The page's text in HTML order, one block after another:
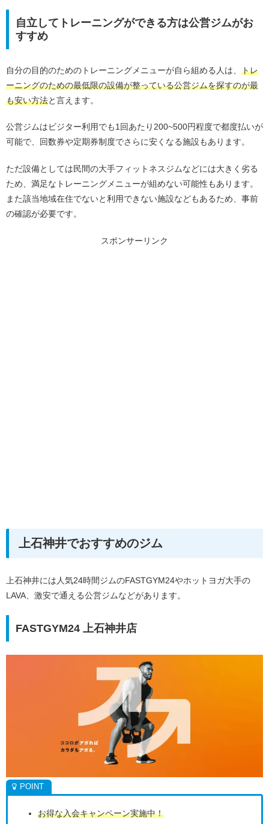
自立してトレーニングができる方は公営ジムがお
すすめ
自分の目的のためのトレーニングメニューが自ら組める人は、 トレ
ーニングのための最低限の設備が整っている公営ジムを探すのが最
も安い方法と言えます。
公営ジムはビジター利用でも1回あたり200~500円程度で都度払いが
可能で、回数券や定期券制度でさらに安くなる施設もあります。
ただ設備としては民間の大手フィットネスジムなどには大きく劣る
ため、満足なトレーニングメニューが組めない可能性もあります。
また該当地域在住でないと利用できない施設などもあるため、事前
の確認が必要です。
スポンサーリンク
上石神井でおすすめのジム
上石神井には人気24時間ジムのFASTGYM24やホットヨガ大手の
LAVA、激安で通える公営ジムなどがあります。
FASTGYM24 上石神井店
お得な入会キャンペーン実施中！